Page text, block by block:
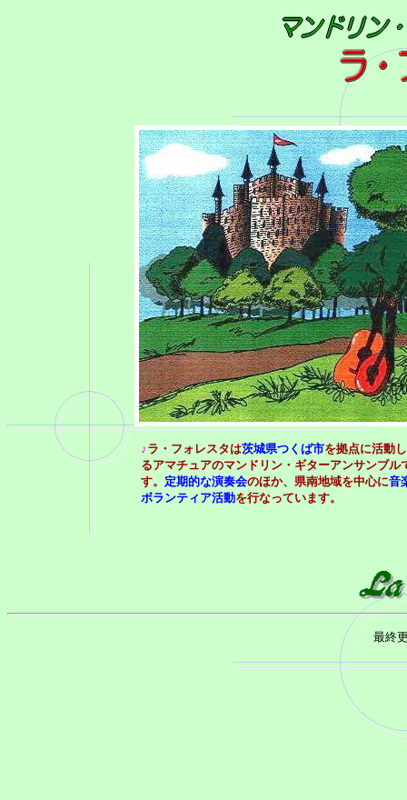
♪ラ・フォレスタは茨城県つくば市を拠点に活動
るアマチュアのマンドリン・ギターアンサンブル
す。 定期的な演奏会のほか、県南地域を中心に音
ボランティア活動を行なっています。
最終